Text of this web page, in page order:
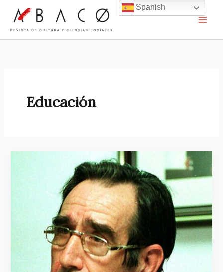
contenido
Educación
Spanish